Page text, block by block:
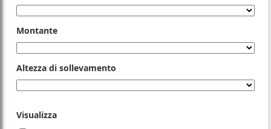
Montante
Altezza di sollevamento
Visualizza